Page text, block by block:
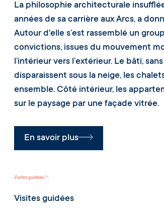
La philosophie architecturale
années de sa carrière aux Arcs, a
Autour d'elle s’est rassemblé un
convictions, issues du mouvement
l’intérieur vers l’extérieur. Le bâti,
disparaissent sous la neige, les
ensemble. Côté intérieur, les
sur le paysage par une façade vitrée.
En savoir plus
Visites guidées
Visites guidées